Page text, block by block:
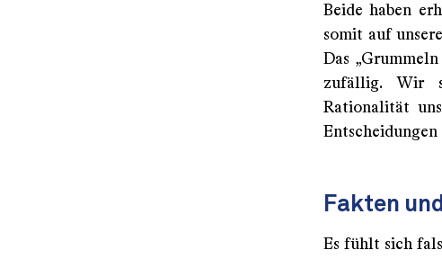
Beide haben
somit auf
Das
zufällig. Wir
Rationalität
Fakten
Es fühlt sich